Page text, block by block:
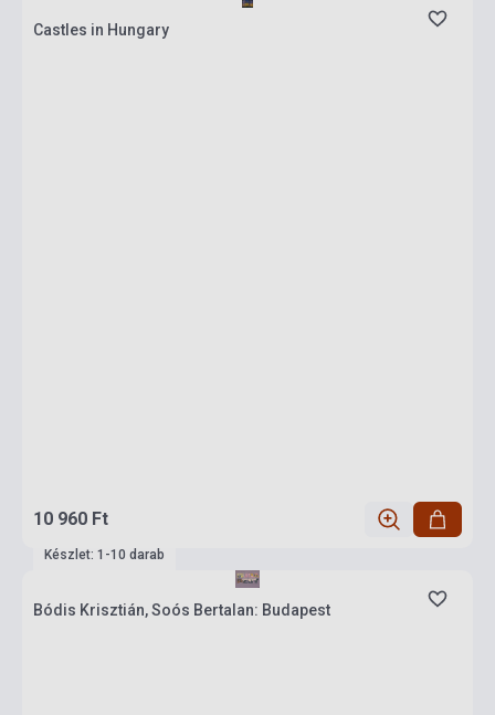
Castles in Hungary
10 960 Ft
Készlet: 1-10 darab
Bódis Krisztián, Soós Bertalan: Budapest